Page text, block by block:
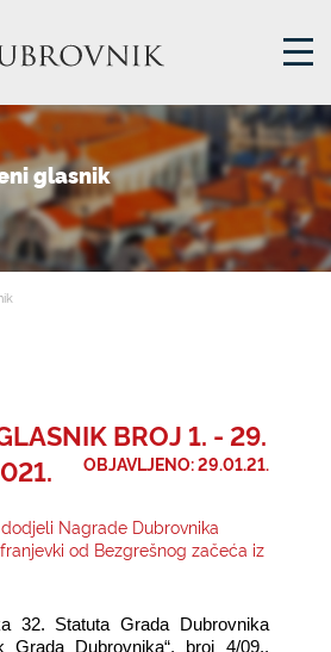
UPRAVA
SAMOUPRAVA
E-USLUGE
glasnik
BROJ 1. - 29.
OBJAVLJENO: 29.01.21.
Nagrade Dubrovnika
od Bezgrešnog začeća iz
32. Statuta Grada Dubrovnika
Grada Dubrovnika“, broj 4/09.,